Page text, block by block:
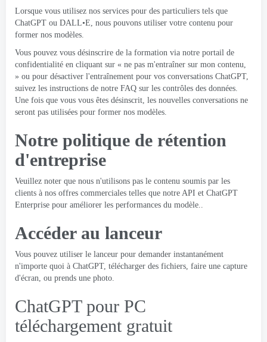
Lorsque vous utilisez nos services pour des particuliers tels que
ChatGPT ou DALL•E, nous pouvons utiliser votre contenu pour
former nos modèles.
Vous pouvez vous désinscrire de la formation via notre portail de
confidentialité en cliquant sur « ne pas m'entraîner sur mon contenu,
» ou pour désactiver l'entraînement pour vos conversations ChatGPT,
suivez les instructions de notre FAQ sur les contrôles des données.
Une fois que vous vous êtes désinscrit, les nouvelles conversations ne
seront pas utilisées pour former nos modèles.
Notre politique de rétention
d'entreprise
Veuillez noter que nous n'utilisons pas le contenu soumis par les
clients à nos offres commerciales telles que notre API et ChatGPT
Enterprise pour améliorer les performances du modèle..
Accéder au lanceur
Vous pouvez utiliser le lanceur pour demander instantanément
n'importe quoi à ChatGPT, télécharger des fichiers, faire une capture
d'écran, ou prends une photo.
ChatGPT pour PC
téléchargement gratuit